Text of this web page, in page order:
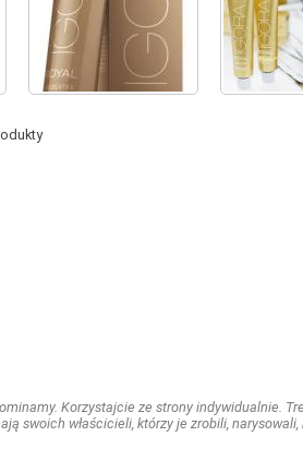
Korzystajcie ze strony indywidualnie.
swoich właścicieli, którzy je zrobili,